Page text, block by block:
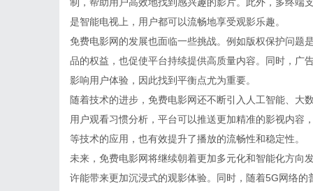
是智能电视上，用户都可以流畅地享受观影乐趣。
免费电影网的发展也面临一些挑战。例如版权保护问题
品的权益，也促使平台持续提供高质量内容。同时，广
影响用户体验，因此找到平衡点尤为重要。
随着技术的进步，免费电影网还不断引入人工智能、大
用户观看习惯分析，平台可以推送更加精准的影视内容
等技术的应用，也有效提升了播放的流畅性和稳定性。
未来，免费电影网将继续朝着更加多元化和智能化方向
许能带来更加沉浸式的观影体验。同时，随着5G网络